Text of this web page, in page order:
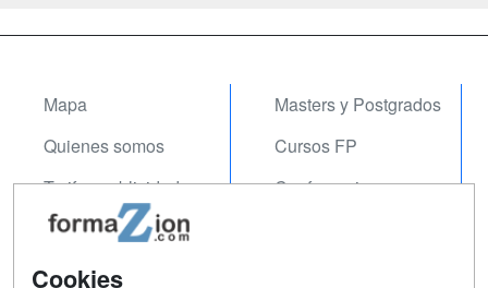
Mapa
Quienes somos
Tarifas publicidad
Acceso Usuarios
Acceso Centros
Masters y Postgrados
Cursos FP
Conferencias
Cookies